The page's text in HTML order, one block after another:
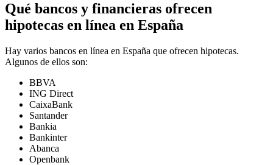
Qué bancos y financieras ofrecen
hipotecas en línea en España
Hay varios bancos en línea en España que ofrecen hipotecas.
Algunos de ellos son:
BBVA
ING Direct
CaixaBank
Santander
Bankia
Bankinter
Abanca
Openbank